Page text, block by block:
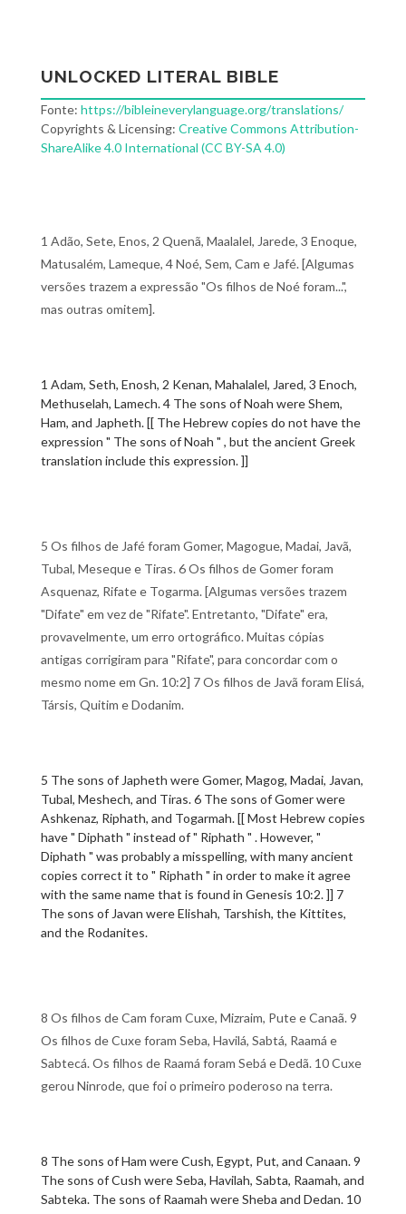
UNLOCKED LITERAL BIBLE
Fonte: https://bibleineverylanguage.org/translations/
Copyrights & Licensing: Creative Commons Attribution-
ShareAlike 4.0 International (CC BY-SA 4.0)
1 Adão, Sete, Enos, 2 Quenã, Maalalel, Jarede, 3 Enoque,
Matusalém, Lameque, 4 Noé, Sem, Cam e Jafé. [Algumas
versões trazem a expressão "Os filhos de Noé foram...",
mas outras omitem].
1 Adam, Seth, Enosh, 2 Kenan, Mahalalel, Jared, 3 Enoch,
Methuselah, Lamech. 4 The sons of Noah were Shem,
Ham, and Japheth. [[ The Hebrew copies do not have the
expression " The sons of Noah " , but the ancient Greek
translation include this expression. ]]
5 Os filhos de Jafé foram Gomer, Magogue, Madai, Javã,
Tubal, Meseque e Tiras. 6 Os filhos de Gomer foram
Asquenaz, Rifate e Togarma. [Algumas versões trazem
"Difate" em vez de "Rifate". Entretanto, "Difate" era,
provavelmente, um erro ortográfico. Muitas cópias
antigas corrigiram para "Rifate", para concordar com o
mesmo nome em Gn. 10:2] 7 Os filhos de Javã foram Elisá,
Társis, Quitim e Dodanim.
5 The sons of Japheth were Gomer, Magog, Madai, Javan,
Tubal, Meshech, and Tiras. 6 The sons of Gomer were
Ashkenaz, Riphath, and Togarmah. [[ Most Hebrew copies
have " Diphath " instead of " Riphath " . However, "
Diphath " was probably a misspelling, with many ancient
copies correct it to " Riphath " in order to make it agree
with the same name that is found in Genesis 10:2. ]] 7
The sons of Javan were Elishah, Tarshish, the Kittites,
and the Rodanites.
8 Os filhos de Cam foram Cuxe, Mizraim, Pute e Canaã. 9
Os filhos de Cuxe foram Seba, Havilá, Sabtá, Raamá e
Sabtecá. Os filhos de Raamá foram Sebá e Dedã. 10 Cuxe
gerou Ninrode, que foi o primeiro poderoso na terra.
8 The sons of Ham were Cush, Egypt, Put, and Canaan. 9
The sons of Cush were Seba, Havilah, Sabta, Raamah, and
Sabteka. The sons of Raamah were Sheba and Dedan. 10